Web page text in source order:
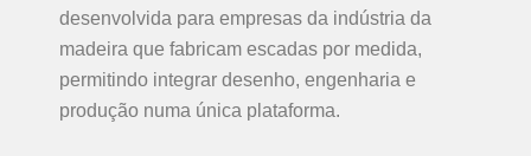
desenvolvida para empresas da indústria da
madeira que fabricam escadas por medida,
permitindo integrar desenho, engenharia e
produção numa única plataforma.